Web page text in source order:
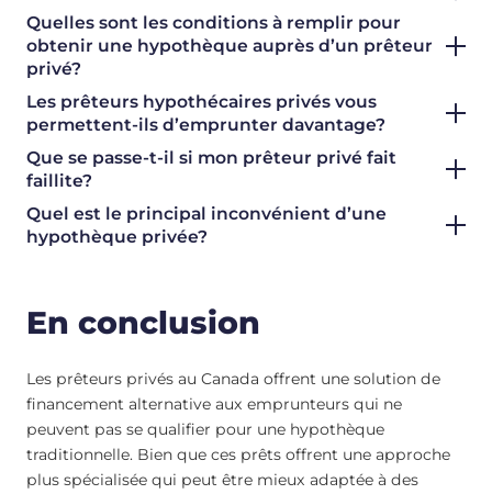
Quelles sont les conditions à remplir pour
obtenir une hypothèque auprès d’un prêteur
privé?
Les prêteurs hypothécaires privés vous
permettent-ils d’emprunter davantage?
Que se passe-t-il si mon prêteur privé fait
faillite?
Quel est le principal inconvénient d’une
hypothèque privée?
En conclusion
Les prêteurs privés au Canada offrent une solution de
financement alternative aux emprunteurs qui ne
peuvent pas se qualifier pour une hypothèque
traditionnelle. Bien que ces prêts offrent une approche
plus spécialisée qui peut être mieux adaptée à des